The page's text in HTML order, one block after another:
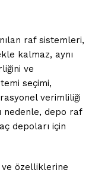
raf sistemleri,
kalmaz, aynı
ve
seçimi,
verimliliği
nedenle, depo raf
depoları için
ve özelliklerine